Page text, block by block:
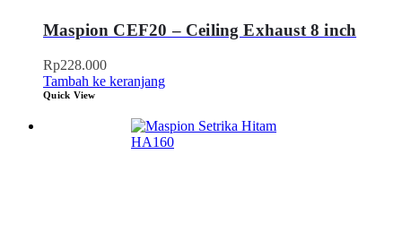
Maspion CEF20 – Ceiling Exhaust 8 inch
Rp228.000
Tambah ke keranjang
Quick View